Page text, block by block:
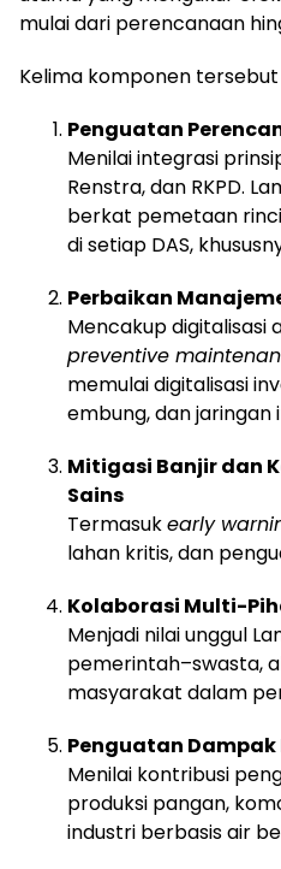
mulai dari perencanaan
Kelima komponen
Penguatan
Menilai integrasi
Renstra, dan RKPD.
berkat pemetaan
di setiap DAS,
Perbaikan
Mencakup digitalisasi
preventive
memulai digitalisasi
embung, dan jaringan
Mitigasi Banjir dan
Sains
Termasukearly
lahan kritis, dan
Kolaborasi Multi-
Menjadi nilai unggul
pemerintah–swasta,
masyarakat dalam
Penguatan Dampak
Menilai kontribusi
produksi pangan,
industri berbasis air